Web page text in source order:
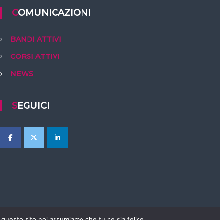
COMUNICAZIONI
BANDI ATTIVI
CORSI ATTIVI
NEWS
SEGUICI